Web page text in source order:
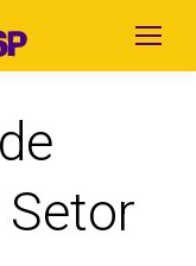
Setor